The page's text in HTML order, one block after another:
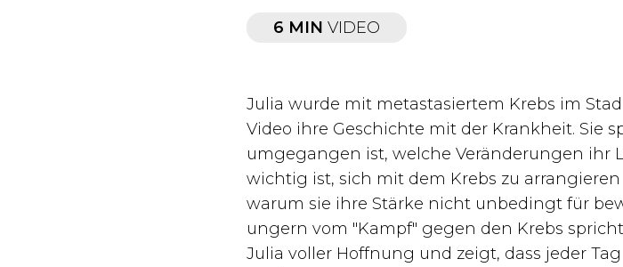
6 MIN VIDEO
Julia wurde mit metastasiertem Krebs im
Video ihre Geschichte mit der Krankheit. Sie
umgegangen ist, welche Veränderungen ihr
wichtig ist, sich mit dem Krebs zu
warum sie ihre Stärke nicht unbedingt für
ungern vom "Kampf" gegen den Krebs
Julia voller Hoffnung und zeigt, dass jeder